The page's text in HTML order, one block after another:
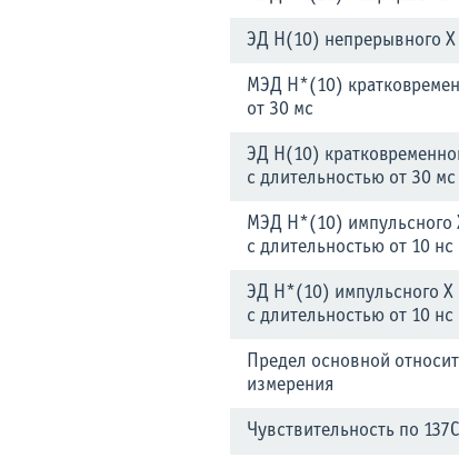
ЭД H(10) непрерывного X
МЭД H*(10)
от 30 мс
ЭД H(10)
с длительностью от 30 мс
МЭД H*(10) импульсного
с длительностью от 10 нс
ЭД H*(10) импульсного X
с длительностью от 10 нс
Предел основной
измерения
Чувствительность по